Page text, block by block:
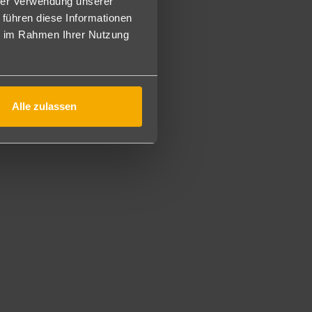
diese Informationen
Rahmen Ihrer Nutzung
Alle zulassen
Zum Abendessen werden Fleisch und